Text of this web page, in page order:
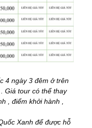
4 ngày 3 đêm ở trên
Giá tour có thể thay
, điểm khởi hành ,
Xanh để được hỗ